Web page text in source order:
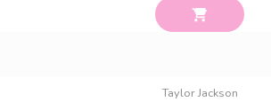
Taylor Jackson